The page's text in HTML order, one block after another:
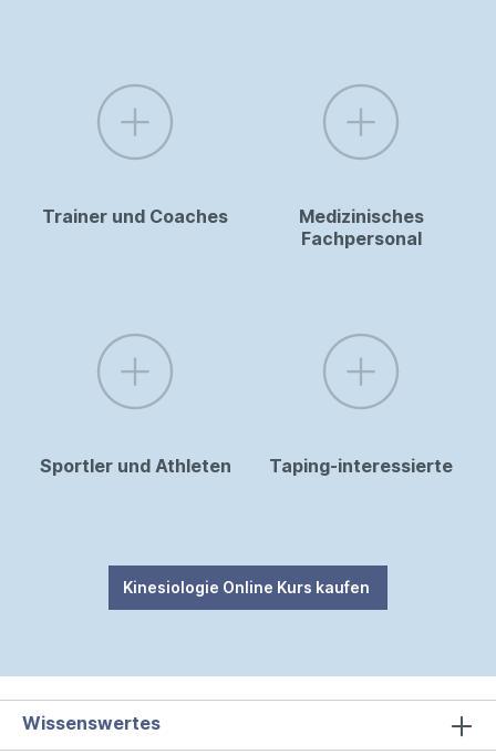
Trainer und Coaches
Medizinisches
Fachpersonal
Sportler und Athleten Taping-interessierte
Kinesiologie Online Kurs kaufen
Wissenswertes